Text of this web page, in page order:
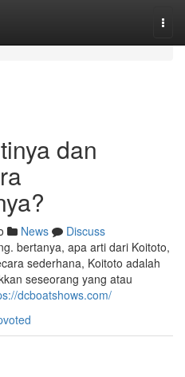
dan
News
Discuss
bertanya, apa arti dari Koitoto,
sederhana, Koitoto adalah
seseorang yang atau
dcboatshows.com/